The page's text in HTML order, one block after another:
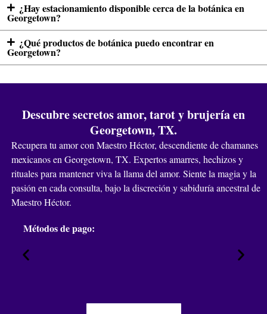
¿Hay estacionamiento disponible cerca de la botánica en
Georgetown?
¿Qué productos de botánica puedo encontrar en
Georgetown?
Descubre secretos amor, tarot y brujería en
Georgetown, TX.
Recupera tu amor con Maestro Héctor, descendiente de chamanes
mexicanos en Georgetown, TX. Expertos amarres, hechizos y
rituales para mantener viva la llama del amor. Siente la magia y la
pasión en cada consulta, bajo la discreción y sabiduría ancestral de
Maestro Héctor.
Métodos de pago: